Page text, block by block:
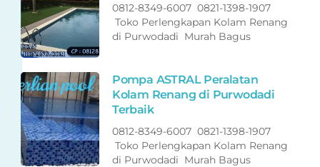
0812-8349-6007 0821-1398-1907
Toko Perlengkapan Kolam Renang
di Purwodadi Murah Bagus
Pompa ASTRAL Peralatan
Kolam Renang di Purwodadi
Terbaik
0812-8349-6007 0821-1398-1907
Toko Perlengkapan Kolam Renang
di Purwodadi Murah Bagus